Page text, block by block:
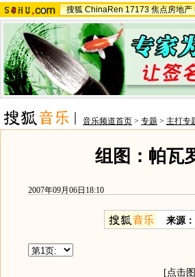
搜狐 ChinaRen 17173 焦点房地产
音乐频道首页 > 专题 > 主打专
组图：帕瓦
2007年09月06日18:10
来源
[点击